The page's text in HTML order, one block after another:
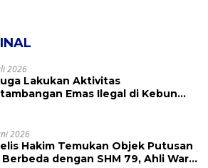
2026
Lakukan Aktivitas
Emas Ilegal di Kebun
2026
Hakim Temukan Objek Putusan
Berbeda dengan SHM 79, Ahli Waris